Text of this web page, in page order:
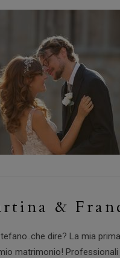
&
dire? La mia
matrimonio! Professionali